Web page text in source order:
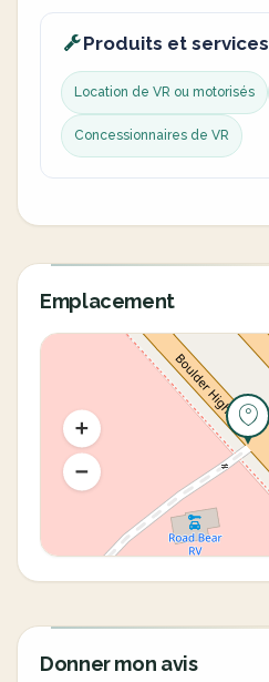
Produits et services
Location de VR ou motorisés
Concessionnaires de VR
Emplacement
Donner mon avis